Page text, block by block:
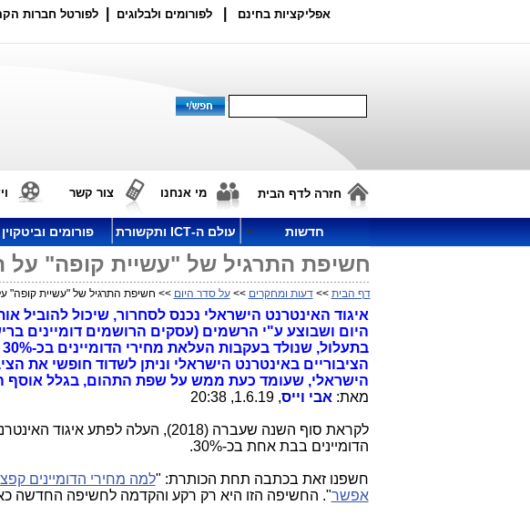
אפליקציות בחינם לפורומים ולבלוגים לפורטל חברות
חזרה לדף הבית מי אנחנו צור קשר
חדשות עולם ה-ICT ותקשורת פורומים וביטקוין
חשיפת התרגיל של "עשיית קופה" על
דף הבית >>דעות ומחקרים >>על סדר היום >> חשיפת התרגיל של "עשיית קופה" על
איגוד האינטרנט הישראלי נכנס לסחרור, שיכול להוביל
היום ושבוצע ע"י הרשמים (עסקים הרושמים דומיינים
הציבוריים באינטרנט הישראלי וניתן לשדוד חופשי את
הישראלי, שעומד כעת ממש על שפת התהום, בגלל אוסף
מאת: אבי וייס, 1.6.19, 20:38
לקראת סוף השנה שעברה (2018), העלה
הדומיינים בבת אחת בכ-30%.
חשפנו זאת בכתבה תחת הכותרת: "
אפשר". החשיפה הזו היא רק רקע והקדמה לחשיפה החדשה